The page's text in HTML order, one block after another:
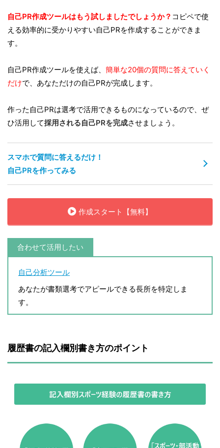
自己PR作成ツールはもう試しましたでしょうか？ コピペで使
える効率的に受かりやすい自己PRを作成することができま
す。
自己PR作成ツールを使えば、 簡単な20個の質問に答えていく
だけで、あなただけの自己PRが完成します。
作った自己PRは選考で活用できるものになっているので、ぜ
ひ活用して採用される自己PRを完成させましょう。
スマホで質問に答えるだけ！
自己PRを作ってみる
作成スタート【無料】
合わせて活用したい
自己分析ツール
あなたが書類選考でアピールできる長所を特定しま
す。
履歴書の記入欄別書き方のポイント